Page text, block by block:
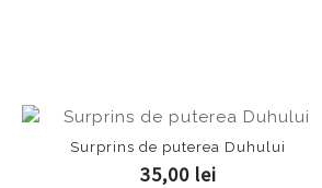
Surprins de puterea Duhului
35,00 lei